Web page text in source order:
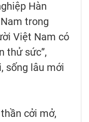
Hàn
trong
Việt Nam có
thử sức”,
sống lâu mới
cởi mở,